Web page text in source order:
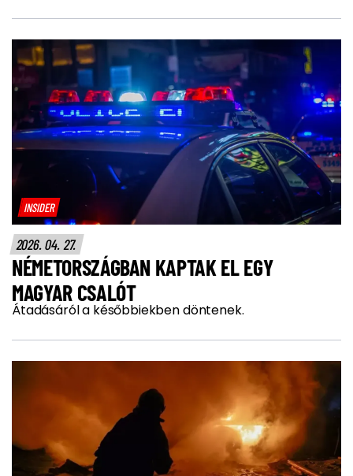
INSIDER
2026. 04. 27.
NÉMETORSZÁGBAN KAPTAK EL EGY
MAGYAR CSALÓT
Átadásáról a későbbiekben döntenek.